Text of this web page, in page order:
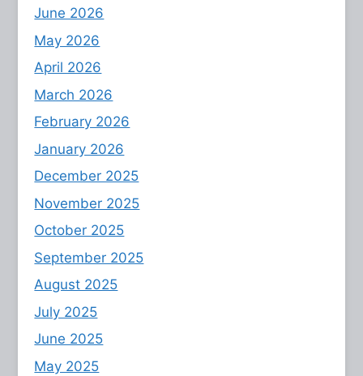
June 2026
May 2026
April 2026
March 2026
February 2026
January 2026
December 2025
November 2025
October 2025
September 2025
August 2025
July 2025
June 2025
May 2025